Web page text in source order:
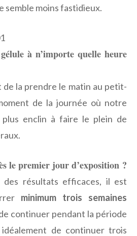
semble moins fastidieux.
à n’importe quelle heure
de la prendre le matin au petit-
de la journée où notre
plus enclin à faire le plein de
le premier jour d’exposition ?
des résultats efficaces, il est
minimum trois semaines
continuer pendant la période
idéalement de continuer trois